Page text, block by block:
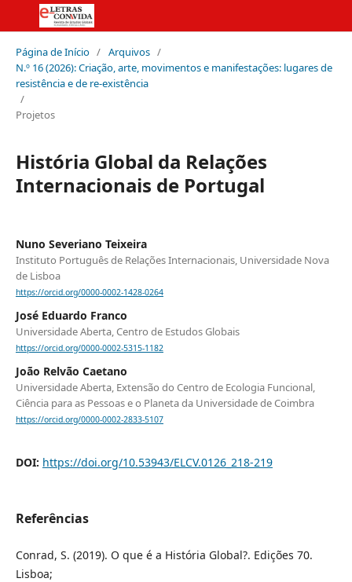
Página de Início / Arquivos /
N.º 16 (2026): Criação, arte, movimentos e manifestações: lugares de
resistência e de re-existência
/
Projetos
História Global da Relações
Internacionais de Portugal
Nuno Severiano Teixeira
Instituto Português de Relações Internacionais, Universidade Nova
de Lisboa
https://orcid.org/0000-0002-1428-0264
José Eduardo Franco
Universidade Aberta, Centro de Estudos Globais
https://orcid.org/0000-0002-5315-1182
João Relvão Caetano
Universidade Aberta, Extensão do Centro de Ecologia Funcional,
Ciência para as Pessoas e o Planeta da Universidade de Coimbra
https://orcid.org/0000-0002-2833-5107
DOI: https://doi.org/10.53943/ELCV.0126_218-219
Referências
Conrad, S. (2019). O que é a História Global?. Edições 70.
Lisboa;